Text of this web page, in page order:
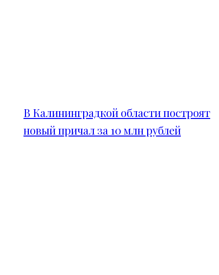
В Калининградкой области построят
новый причал за 10 млн рублей